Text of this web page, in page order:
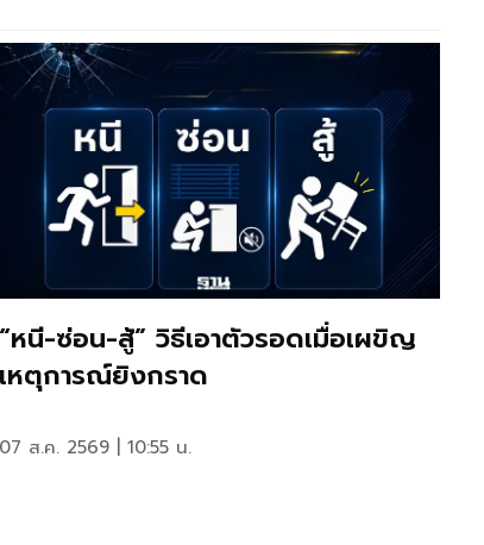
“หนี-ซ่อน-สู้” วิธีเอาตัวรอดเมื่อเผขิญ
เหตุการณ์ยิงกราด
07 ส.ค. 2569 | 10:55 น.